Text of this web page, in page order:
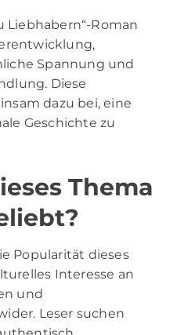
Liebhabern“-Roman
Spannung und
Diese
dazu bei, eine
Geschichte zu
Thema
Popularität dieses
Interesse an
und
Leser suchen